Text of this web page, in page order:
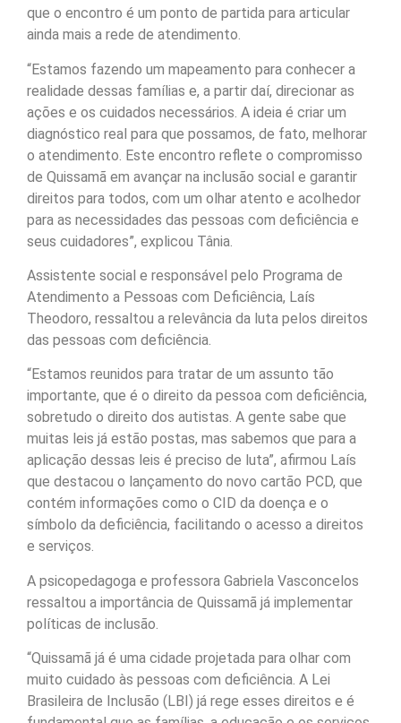
que o encontro é um ponto de partida para articular
ainda mais a rede de atendimento.
“Estamos fazendo um mapeamento para conhecer a
realidade dessas famílias e, a partir daí, direcionar as
ações e os cuidados necessários. A ideia é criar um
diagnóstico real para que possamos, de fato, melhorar
o atendimento. Este encontro reflete o compromisso
de Quissamã em avançar na inclusão social e garantir
direitos para todos, com um olhar atento e acolhedor
para as necessidades das pessoas com deficiência e
seus cuidadores”, explicou Tânia.
Assistente social e responsável pelo Programa de
Atendimento a Pessoas com Deficiência, Laís
Theodoro, ressaltou a relevância da luta pelos direitos
das pessoas com deficiência.
“Estamos reunidos para tratar de um assunto tão
importante, que é o direito da pessoa com deficiência,
sobretudo o direito dos autistas. A gente sabe que
muitas leis já estão postas, mas sabemos que para a
aplicação dessas leis é preciso de luta”, afirmou Laís
que destacou o lançamento do novo cartão PCD, que
contém informações como o CID da doença e o
símbolo da deficiência, facilitando o acesso a direitos
e serviços.
A psicopedagoga e professora Gabriela Vasconcelos
ressaltou a importância de Quissamã já implementar
políticas de inclusão.
“Quissamã já é uma cidade projetada para olhar com
muito cuidado às pessoas com deficiência. A Lei
Brasileira de Inclusão (LBI) já rege esses direitos e é